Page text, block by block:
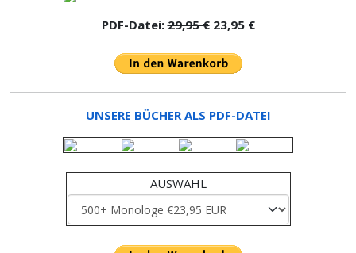
PDF-Datei:29,95 €23,95 €
UNSERE BÜCHER ALS PDF-DATEI
AUSWAHL